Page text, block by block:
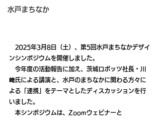
水戸まちなか
2025年3月8日（土）、第5回水戸まちなかデザイ
ンシンポジウムを開催しました。
今年度の活動報告に加え、茨城ロボッツ社長・川
﨑氏による講演と、水戸のまちなかに関わる方々に
よる「連携」をテーマとしたディスカッションを行
いました。
本シンポジウムは、Zoomウェビナーと